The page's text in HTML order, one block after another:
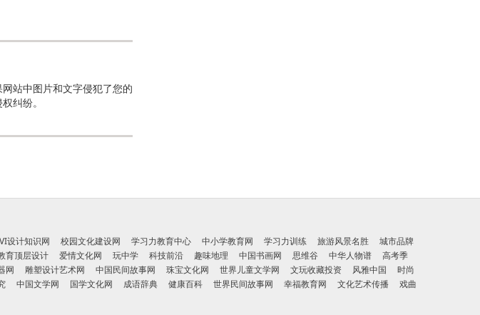
站中图片和文字侵犯了您的
纠纷。
VI设计知识网 校园文化建设网 学习力教育中心 中小学教育网 学习力训练 旅游风景名胜
城市品牌
育顶层设计 爱情文化网 玩中学 科技前沿 趣味地理 中国书画网 思维谷 中华人物谱
高考季
网 雕塑设计艺术网 中国民间故事网 珠宝文化网 世界儿童文学网 文玩收藏投资 风雅中国
时尚
中国文学网 国学文化网 成语辞典 健康百科 世界民间故事网 幸福教育网 文化艺术传播
戏曲